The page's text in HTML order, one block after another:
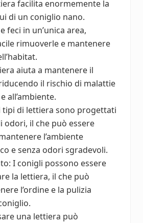
facilita enormemente la
di un coniglio nano.
feci in un’unica area,
rimuoverle e mantenere
aiuta a mantenere il
il rischio di malattie
all’ambiente.
tipi di lettiera sono progettati
odori, il che può essere
l’ambiente
e senza odori sgradevoli.
I conigli possono essere
la lettiera, il che può
l’ordine e la pulizia
una lettiera può